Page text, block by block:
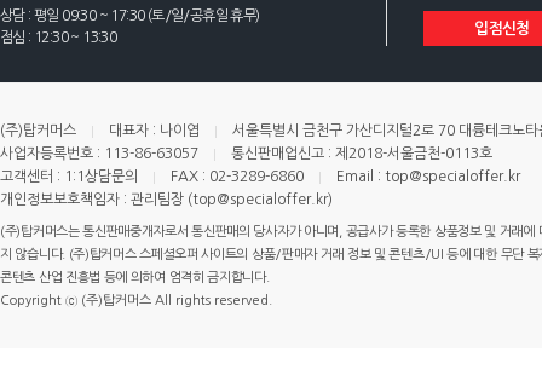
상담 : 평일 09:30 ~ 17:30 (토/일/공휴일 휴무)
점심 : 12:30 ~ 13:30
입점신청
(주)탑커머스 대표자 : 나이엽
서울특별시 금천구 가산디지털2로 70 대륭테크노
사업자등록번호 : 113-86-63057
통신판매업신고 : 제2018-서울금천-0113호
고객센터 : 1:1상담문의
FAX : 02-3289-6860
Email : top@specialoffer.kr
개인정보보호책임자 : 관리팀장 (top@specialoffer.kr)
(주)탑커머스는 통신판매중개자로서 통신판매의 당사자가 아니며, 공급사가 등록한 상품정보 및 거래
지 않습니다. (주)탑커머스 스페셜오퍼 사이트의 상품/판매자 거래 정보 및 콘텐츠/UI 등에 대한 무단
콘텐츠 산업 진흥법 등에 의하여 엄격히 금지합니다.
Copyright ⓒ (주)탑커머스 All rights reserved.